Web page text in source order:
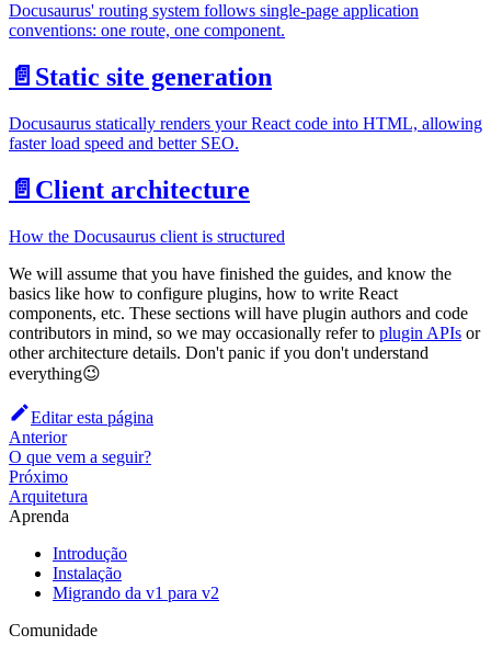
Docusaurus' routing system follows single-page application
conventions: one route, one component.
📄️ Static site generation
Docusaurus statically renders your React code into HTML, allowing
faster load speed and better SEO.
📄️ Client architecture
How the Docusaurus client is structured
We will assume that you have finished the guides, and know the
basics like how to configure plugins, how to write React
components, etc. These sections will have plugin authors and code
contributors in mind, so we may occasionally refer to plugin APIs or
other architecture details. Don't panic if you don't understand
everything😉
Editar esta página
Anterior
O que vem a seguir?
Próximo
Arquitetura
Aprenda
Introdução
Instalação
Migrando da v1 para v2
Comunidade